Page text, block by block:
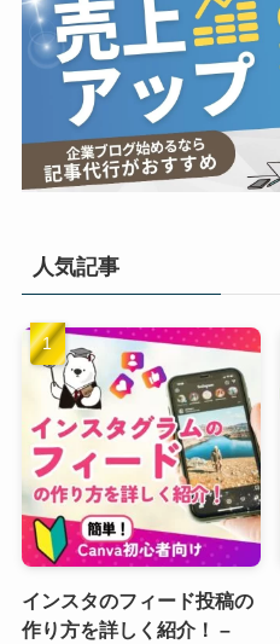
人気記事
インスタのフィード投稿の
作り方を詳しく紹介！ –